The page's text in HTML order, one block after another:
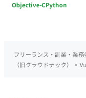
Objective-CPython
フリーランス・副業・業
（旧クラウドテック）
>